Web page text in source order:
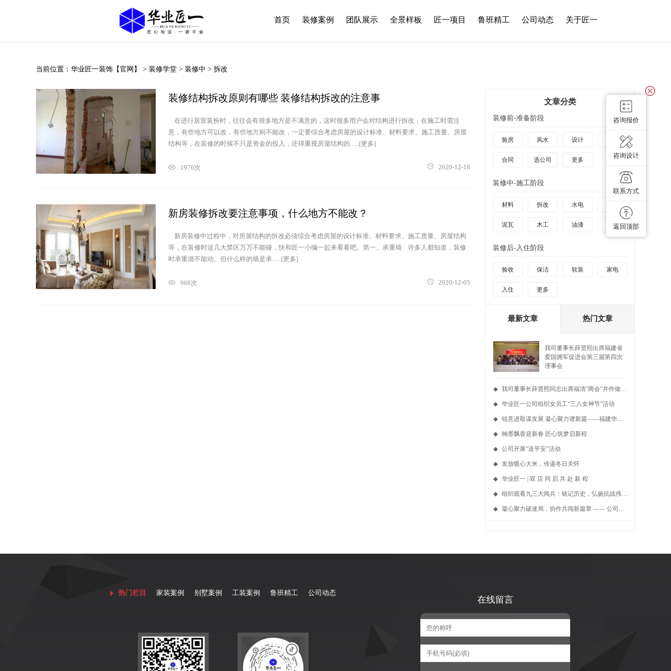
首页 装修案例 团队展示 全景样板 匠一项目 鲁班精工 公司动态 关于匠一
当前位置： 华业匠一装饰【官网】 > 装修学堂 > 装修中 > 拆改
装修结构拆改原则有哪些 装修结构拆改的注意事
在进行居室装扮时，往往会有很多地方是不满意的，这时很多用户会对结构进行拆改，在施工时需注
意，有些地方可以改，有些地方则不能改，一定要综合考虑房屋的设计标准、材料要求、施工质量、房屋
结构等，在装修的时候不只是资金的投入，还得重视房屋结构的......[更多]
1970次 2020-12-18
新房装修拆改要注意事项，什么地方不能改？
新房装修中过程中，对房屋结构的拆改必须综合考虑房屋的设计标准、材料要求、施工质量、房屋结构
等，在装修时这几大禁区万万不能碰，快和匠一小编一起来看看吧。第一、承重墙 许多人都知道，装修
时承重墙不能动。但什么样的墙是承......[更多]
968次 2020-12-05
文章分类
装修前-准备阶段
验房 风水 设计
合同 选公司 更多
装修中-施工阶段
材料 拆改 水电
泥瓦 木工 油漆 更多
装修后-入住阶段
验收 保洁 软装 家电
入住 更多
最新文章 热门文章
我司董事长薛贤熙出席福建省
爱国拥军促进会第三届第四次
理事会
◆ 我司董事长薛贤熙同志出席福清“两会”并作做大会发言
◆ 华业匠一公司组织女员工“三八女神节”活动
◆ 锐意进取谋发展 凝心聚力谱新篇——福建华业匠一装饰设计工程有限公司2025年度工作总结会议暨2026年度工作安排圆满召开
◆ 翰墨飘香迎新春 匠心筑梦启新程
◆ 公司开展“送平安”活动
◆ 发放暖心大米，传递冬日关怀
◆ 华业匠一 | 双 店 同 启 共 赴 新 程
◆ 组织观看九三大阅兵：铭记历史，弘扬抗战伟大精神
◆ 凝心聚力破迷局，协作共闯新篇章 —— 公司团建密室逃脱活动圆满落幕​
热门栏目 家装案例 别墅案例 工装案例 鲁班精工 公司动态
在线留言
咨询报价
咨询设计
联系方式
返回顶部